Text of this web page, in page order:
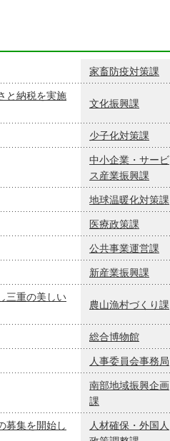
家畜防疫対策課
と納税を実施
文化振興課
少子化対策課
中小企業・サービ
ス産業振興課
地球温暖化対策課
医療政策課
公共事業運営課
新産業振興課
三重の美しい
農山漁村づくり課
総合博物館
人事委員会事務局
南部地域振興企画
課
募集を開始し
人材確保・外国人